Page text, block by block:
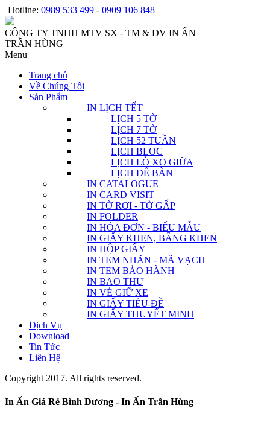
Hotline: 0989 533 499 - 0909 106 848
CÔNG TY TNHH MTV SX - TM & DV IN ẤN
TRẦN HÙNG
Menu
Trang chủ
Về Chúng Tôi
Sản Phẩm
IN LỊCH TẾT
LỊCH 5 TỜ
LỊCH 7 TỜ
LỊCH 52 TUẦN
LỊCH BLOC
LỊCH LÒ XO GIỮA
LỊCH ĐỂ BÀN
IN CATALOGUE
IN CARD VISIT
IN TỜ RƠI - TỜ GẤP
IN FOLDER
IN HÓA ĐƠN - BIỂU MẪU
IN GIẤY KHEN, BẰNG KHEN
IN HỘP GIẤY
IN TEM NHÃN - MÃ VẠCH
IN TEM BẢO HÀNH
IN BAO THƯ
IN VÉ GIỮ XE
IN GIẤY TIÊU ĐỀ
IN GIẤY THUYẾT MINH
Dịch Vụ
Download
Tin Tức
Liên Hệ
Copyright 2017. All rights reserved.
In Ấn Giá Rẻ Bình Dương - In Ấn Trần Hùng